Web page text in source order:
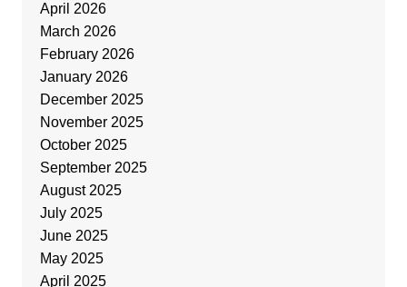
April 2026
March 2026
February 2026
January 2026
December 2025
November 2025
October 2025
September 2025
August 2025
July 2025
June 2025
May 2025
April 2025